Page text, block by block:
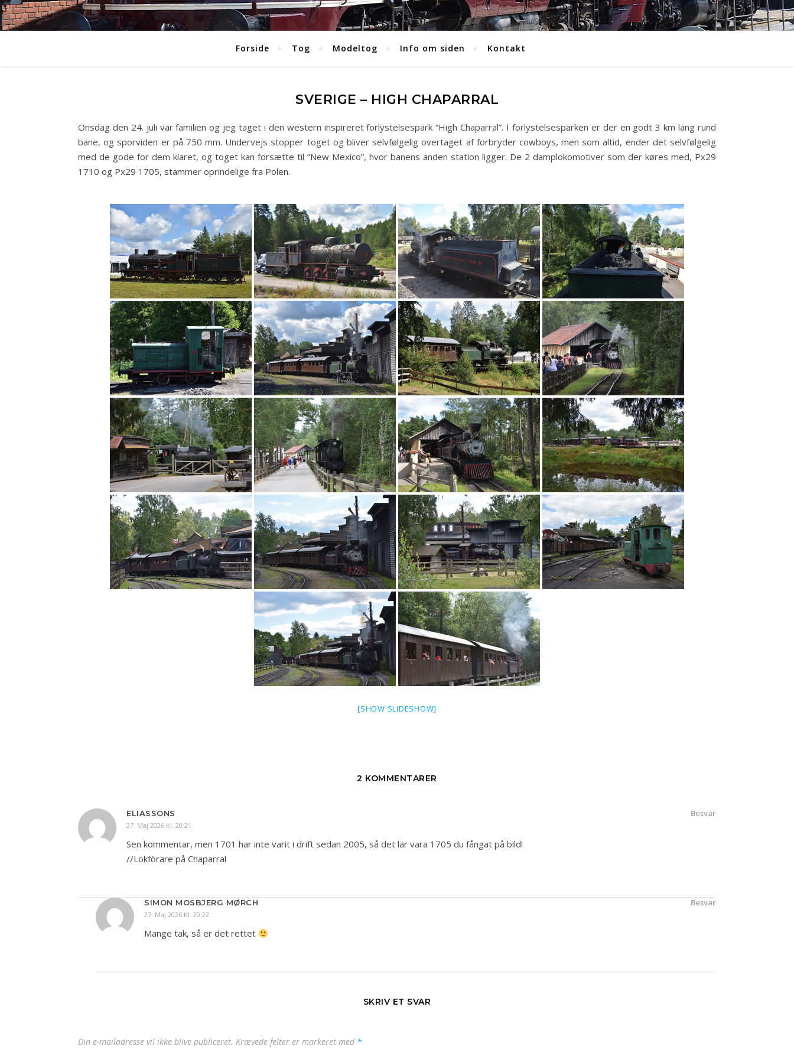
Forside Tog Modeltog Info om siden Kontakt
SVERIGE – HIGH CHAPARRAL
Onsdag den 24. juli var familien og jeg taget i den western inspireret forlystelsespark “High Chaparral”. I forlystelsesparken er der en godt 3 km lang rund
bane, og sporviden er på 750 mm. Undervejs stopper toget og bliver selvfølgelig overtaget af forbryder cowboys, men som altid, ender det selvfølgelig
med de gode for dem klaret, og toget kan forsætte til “New Mexico”, hvor banens anden station ligger. De 2 damplokomotiver som der køres med, Px29
1710 og Px29 1705, stammer oprindelige fra Polen.
[SHOW SLIDESHOW]
2 KOMMENTARER
ELIASSONS
27. Maj 2026 Kl. 20:21
Besvar
Sen kommentar, men 1701 har inte varit i drift sedan 2005, så det lär vara 1705 du fångat på bild!
//Lokförare på Chaparral
SIMON MOSBJERG MØRCH
27. Maj 2026 Kl. 20:22
Besvar
Mange tak, så er det rettet
SKRIV ET SVAR
Din e-mailadresse vil ikke blive publiceret. Krævede felter er markeret med *